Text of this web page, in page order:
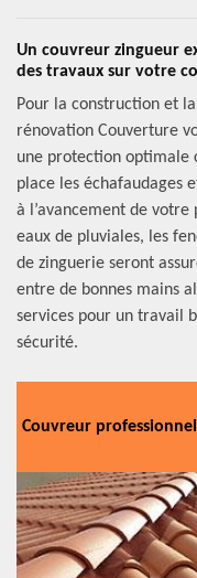
Un couvreur zingueur
des travaux sur votre
Pour la construction et
rénovation Couverture
une protection optimale
place les échafaudages
à l’avancement de votre
eaux de pluviales, les
de zinguerie seront
entre de bonnes mains
services pour un travail
sécurité.
Couvreur